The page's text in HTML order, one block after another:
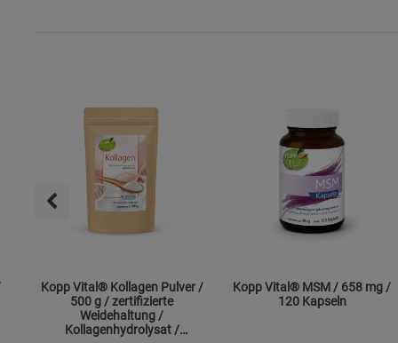
Kopp Vital® Kollagen Pulver /
500 g / zertifizierte
Weidehaltung /
Kollagenhydrolysat /
Kopp Vital® MSM / 658 mg /
120 Kapseln